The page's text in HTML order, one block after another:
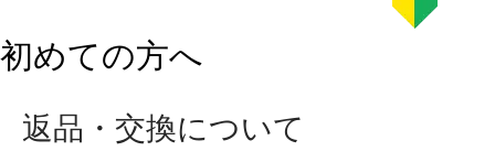
初めての方へ
返品・交換について